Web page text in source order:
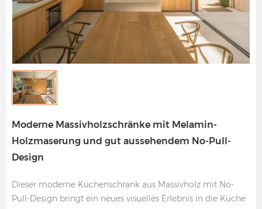
Moderne Massivholzschränke mit Melamin-
Holzmaserung und gut aussehendem No-Pull-
Design
Dieser moderne Küchenschrank aus Massivholz mit No-
Pull-Design bringt ein neues visuelles Erlebnis in die Küche